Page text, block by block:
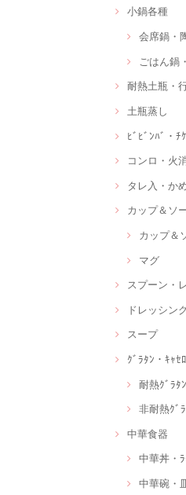
小鍋各種
会席鍋・
ごはん鍋
耐熱土瓶・
土瓶蒸し
ﾋﾞﾋﾞﾝﾊﾞ・ﾁ
コンロ・火
タレ入・か
カップ＆ソ
カップ＆
マグ
スプーン・
ドレッシン
スープ
ｸﾞﾗﾀﾝ・ｷｬｾ
耐熱ｸﾞﾗﾀ
非耐熱ｸﾞ
中華食器
中華丼・
中華碗・